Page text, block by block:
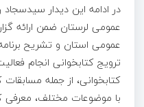
در ادامه این دیدار سیدسجاد
عمومی لرستان ضمن ارائه
عمومی استان و تشریح
ترویج کتابخوانی انجام
کتابخوانی، از جمله
با موضوعات مختلف،